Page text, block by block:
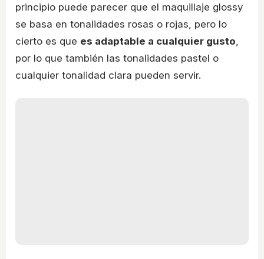
principio puede parecer que el maquillaje glossy
se basa en tonalidades rosas o rojas, pero lo
cierto es que es adaptable a cualquier gusto,
por lo que también las tonalidades pastel o
cualquier tonalidad clara pueden servir.